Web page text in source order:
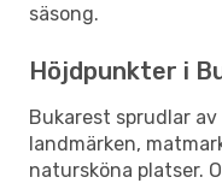
säsong.
Höjdpunkter i
Bukarest sprudlar
landmärken,
natursköna platser.